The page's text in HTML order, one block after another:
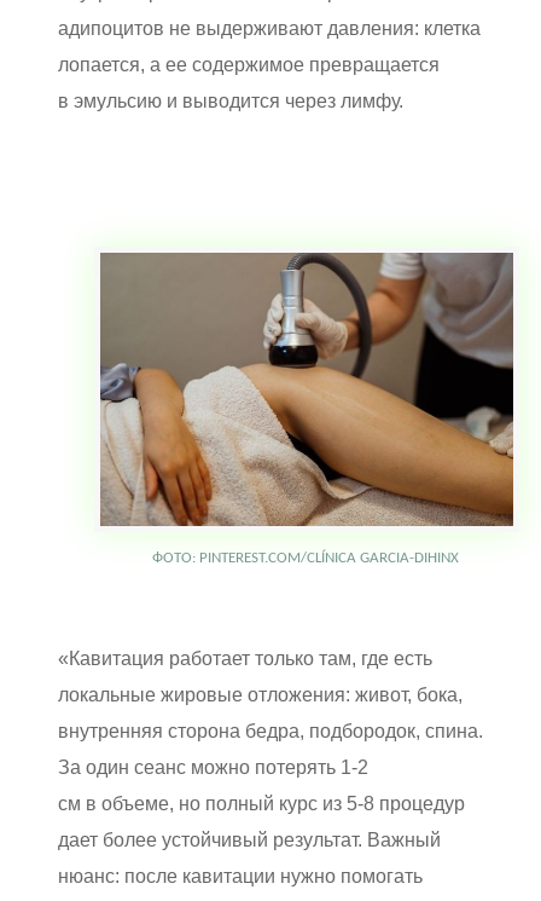
адипоцитов не выдерживают давления: клетка
лопается, а ее содержимое превращается
в эмульсию и выводится через лимфу.
ФОТО: PINTEREST.COM/CLÍNICA GARCIA-DIHINX
«Кавитация работает только там, где есть
локальные жировые отложения: живот, бока,
внутренняя сторона бедра, подбородок, спина.
За один сеанс можно потерять 1-2
см в объеме, но полный курс из 5-8 процедур
дает более устойчивый результат. Важный
нюанс: после кавитации нужно помогать